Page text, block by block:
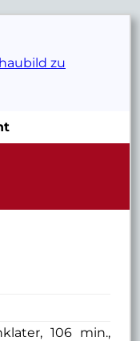
106 min.,